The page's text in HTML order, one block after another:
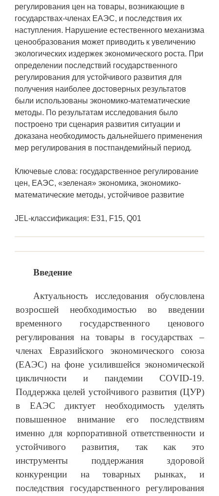
регулирования цен на товары, возникающие в
государствах-членах ЕАЭС, и последствия их
наступления. Нарушение естественного механизма
ценообразования может приводить к увеличению
экологических издержек экономического роста. При
определении последствий государственного
регулирования для устойчивого развития для
получения наиболее достоверных результатов
были использованы экономико-математические
методы. По результатам исследования было
построено три сценария развития ситуации и
доказана необходимость дальнейшего применения
мер регулирования в постпандемийный период.
Ключевые слова: государственное регулирование
цен, ЕАЭС, «зеленая» экономика, экономико-
математические методы, устойчивое развитие
JEL-классификация: E31, F15, Q01
Введение
Актуальность исследования обусловлена
возросшей необходимостью во введении
временного государственного ценового
регулирования на товары в государствах –
членах Евразийского экономического союза
(ЕАЭС) на фоне усилившейся экономической
цикличности и пандемии COVID-19.
Поддержка целей устойчивого развития (ЦУР)
в ЕАЭС диктует необходимость уделять
повышенное внимание его последствиям
именно для корпоративной ответственности и
устойчивого развития, так как это
инструменты поддержания здоровой
конкуренции на товарных рынках, и
последствия государственного регулирования